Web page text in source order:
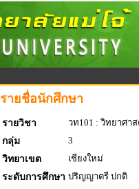
รายชื่อนักศึกษา
รายวิชา
วท101 : วิทยาศา
กลุ่ม
3
วิทยาเขต
เชียงใหม่
ระดับการศึกษา ปริญญาตรี ปกติ